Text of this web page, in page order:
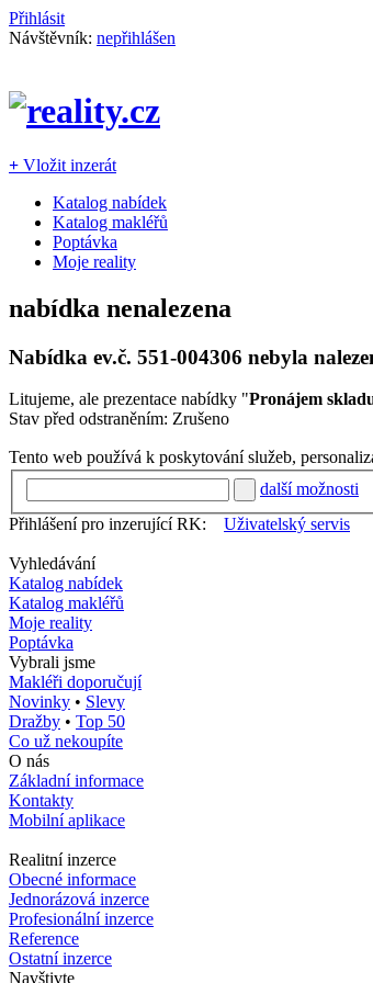
Přihlásit
Návštěvník: nepřihlášen
+ Vložit inzerát
Katalog nabídek
Katalog makléřů
Poptávka
Moje reality
nabídka nenalezena
Nabídka ev.č. 551-004306 nebyla
Litujeme, ale prezentace nabídky "Pronájem
Stav před odstraněním: Zrušeno
Tento web používá k poskytování služeb,
další možnosti
Přihlášení pro inzerující RK:
Uživatelský servis
Vyhledávání
Katalog nabídek
Katalog makléřů
Moje reality
Poptávka
Vybrali jsme
Makléři doporučují
Novinky • Slevy
Dražby • Top 50
Co už nekoupíte
O nás
Základní informace
Kontakty
Mobilní aplikace
Realitní inzerce
Obecné informace
Jednorázová inzerce
Profesionální inzerce
Reference
Ostatní inzerce
Navštivte